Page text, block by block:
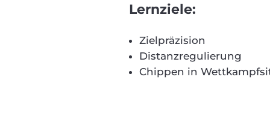
Lernziele:
Zielpräzision
Distanzregulierung
Chippen in